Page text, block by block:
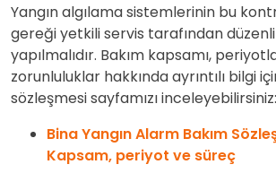
Yangın algılama sistemlerinin bu
gereği yetkili servis tarafından
yapılmalıdır. Bakım kapsamı,
zorunluluklar hakkında ayrıntılı bilgi
sözleşmesi sayfamızı inceleyebilirsiniz:
Bina Yangın Alarm Bakım
Kapsam, periyot ve süreç